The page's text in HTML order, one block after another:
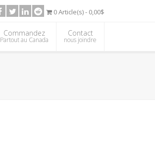
0 Article(s) - 0,00$
Commandez
Partout au Canada
Contact
nous joindre